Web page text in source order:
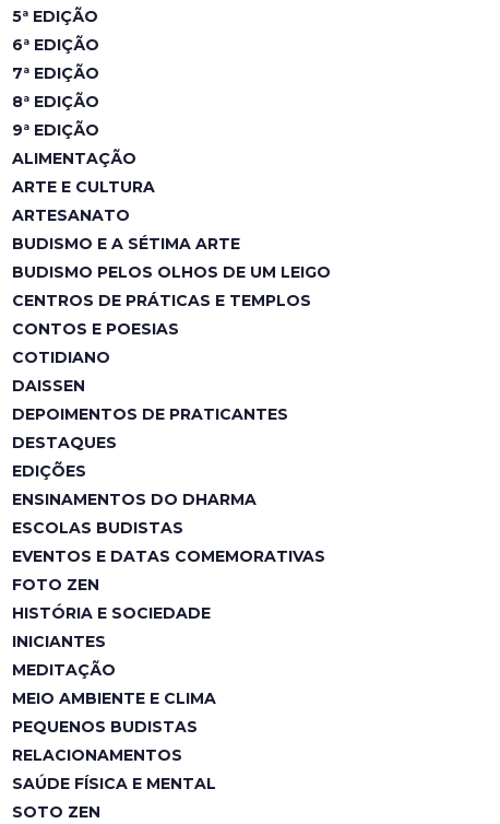
5ª EDIÇÃO
6ª EDIÇÃO
7ª EDIÇÃO
8ª EDIÇÃO
9ª EDIÇÃO
ALIMENTAÇÃO
ARTE E CULTURA
ARTESANATO
BUDISMO E A SÉTIMA ARTE
BUDISMO PELOS OLHOS DE UM LEIGO
CENTROS DE PRÁTICAS E TEMPLOS
CONTOS E POESIAS
COTIDIANO
DAISSEN
DEPOIMENTOS DE PRATICANTES
DESTAQUES
EDIÇÕES
ENSINAMENTOS DO DHARMA
ESCOLAS BUDISTAS
EVENTOS E DATAS COMEMORATIVAS
FOTO ZEN
HISTÓRIA E SOCIEDADE
INICIANTES
MEDITAÇÃO
MEIO AMBIENTE E CLIMA
PEQUENOS BUDISTAS
RELACIONAMENTOS
SAÚDE FÍSICA E MENTAL
SOTO ZEN